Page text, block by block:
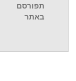
תפורסם
באתר